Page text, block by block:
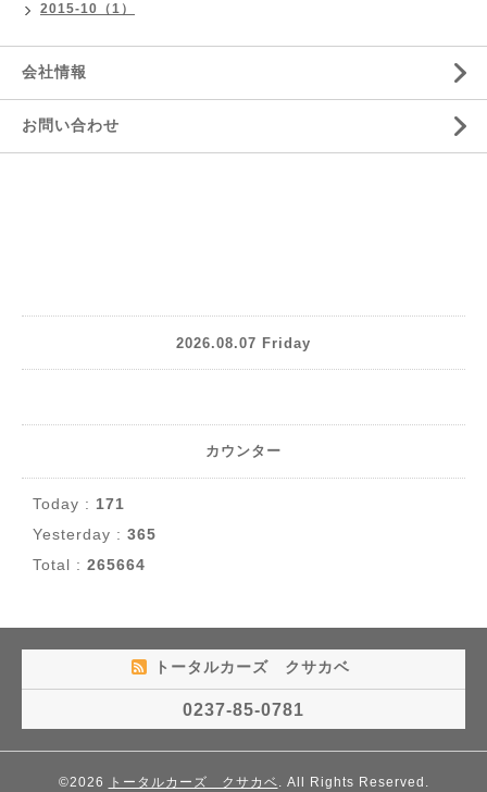
2015-10（1）
会社情報
お問い合わせ
2026.08.07 Friday
カウンター
Today : 171
Yesterday : 365
Total : 265664
トータルカーズ クサカベ
0237-85-0781
©2026 トータルカーズ クサカベ. All Rights Reserved.